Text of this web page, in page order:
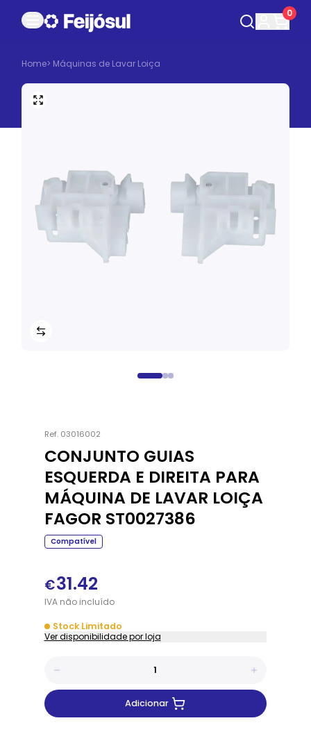
0
Home> Máquinas de Lavar Loiça
Ref. 03016002
CONJUNTO GUIAS
ESQUERDA E DIREITA PARA
MÁQUINA DE LAVAR LOIÇA
FAGOR ST0027386
Compatível
€31.42
IVAnãoincluído
Stock Limitado
Ver disponibilidade por loja
Adicionar